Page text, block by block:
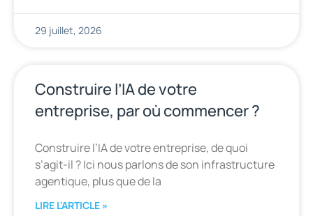
29 juillet, 2026
Construire l’IA de votre
entreprise, par où commencer ?
Construire l’IA de votre entreprise, de quoi
s’agit-il ? Ici nous parlons de son infrastructure
agentique, plus que de la
LIRE L'ARTICLE »